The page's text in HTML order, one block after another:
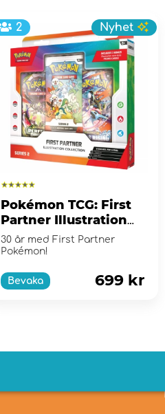
2 Nyhet
Pokémon TCG: First
Partner Illustration
Collection - Series 2
30 år med First Partner
Pokémon!
Bevaka 699 kr